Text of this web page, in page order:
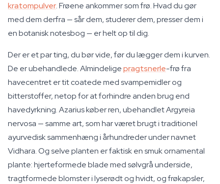
kratompulver. Frøene ankommer som frø. Hvad du gør
med dem derfra — sår dem, studerer dem, presser dem i
en botanisk notesbog — er helt op til dig.
Der er et par ting, du bør vide, før du lægger dem i kurven.
De er ubehandlede. Almindeligepragtsnerle-frø fra
havecentret er tit coatede med svampemidler og
bitterstoffer, netop for at forhindre anden brug end
havedyrkning. Azarius køber ren, ubehandletArgyreia
nervosa — samme art, som har været brugt i traditionel
ayurvedisk sammenhæng i århundreder under navnet
Vidhara. Og selve planten er faktisk en smuk ornamental
plante: hjerteformede blade med sølvgrå underside,
tragtformede blomster i lyserødt og hvidt, og frøkapsler,